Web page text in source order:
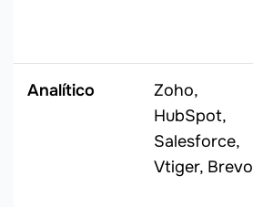
Analítico
Zoho,
HubSpot,
Salesforce,
Vtiger, Brevo